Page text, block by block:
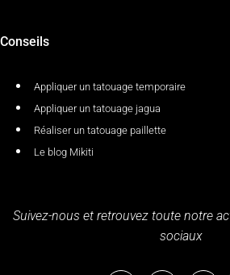
Conseils
Appliquer un tatouage temporaire
Appliquer un tatouage jagua
Réaliser un tatouage paillette
Le blog Mikiti
Suivez-nous et retrouvez toute notre
sociaux